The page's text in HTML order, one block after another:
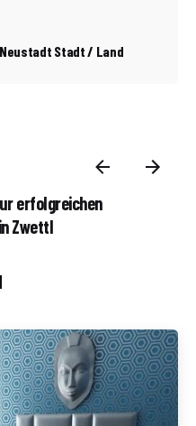
Stadt / Land
erfolgreichen
Zwettl